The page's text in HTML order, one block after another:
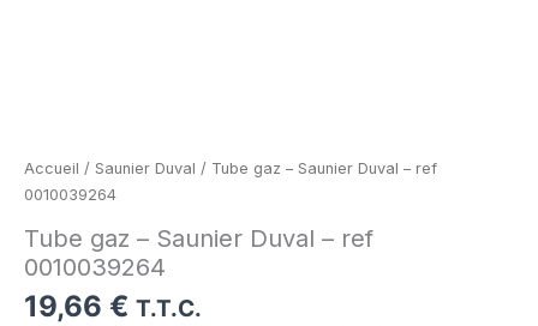
Accueil / Saunier Duval / Tube gaz – Saunier Duval – ref
0010039264
Tube gaz – Saunier Duval – ref
0010039264
19,66 € T.T.C.